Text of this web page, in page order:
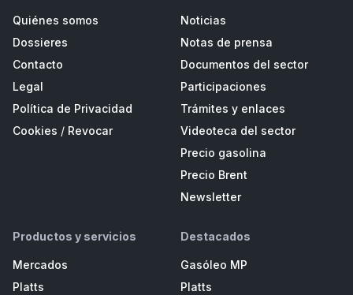
Quiénes somos
Dossieres
Contacto
Legal
Política de Privacidad
Cookies / Revocar
Noticias
Notas de prensa
Documentos del sector
Participaciones
Trámites y enlaces
Videoteca del sector
Precio gasolina
Precio Brent
Newsletter
Productos y servicios
Mercados
Platts
Destacados
Gasóleo MP
Platts